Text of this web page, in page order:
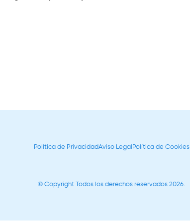
Política de PrivacidadAviso LegalPolítica de Cookies
© Copyright Todos los derechos reservados 2026.